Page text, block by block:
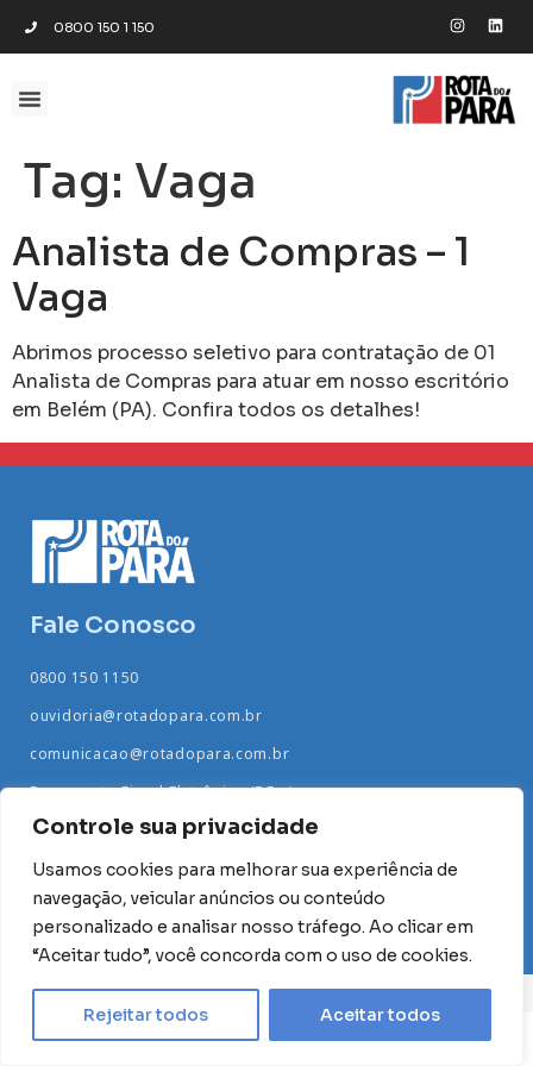
Controle sua privacidade
Usamos cookies para melhorar sua experiência de
navegação, veicular anúncios ou conteúdo
personalizado e analisar nosso tráfego. Ao clicar em
“Aceitar tudo”, você concorda com o uso de cookies.
Rejeitar todos Aceitar todos
0800 150 1 150
Tag: Vaga
Analista de Compras – 1
Vaga
Abrimos processo seletivo para contratação de 01
Analista de Compras para atuar em nosso escritório
em Belém (PA). Confira todos os detalhes!
Fale Conosco
0800 150 1150
ouvidoria@rotadopara.com.br
comunicacao@rotadopara.com.br
Documento Fiscal Eletrônico (DF-e)
Acompanhe nas redes sociais
Rota do Pará © 2024 | Todos os direitos reservados